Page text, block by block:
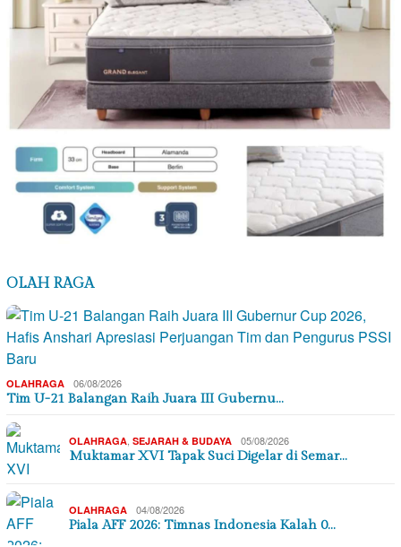
OLAH RAGA
OLAHRAGA 06/08/2026
Tim U-21 Balangan Raih Juara III Gubernu…
OLAHRAGA SEJARAH & BUDAYA 05/08/2026
Muktamar XVI Tapak Suci Digelar di Semar…
OLAHRAGA 04/08/2026
Piala AFF 2026: Timnas Indonesia Kalah 0…